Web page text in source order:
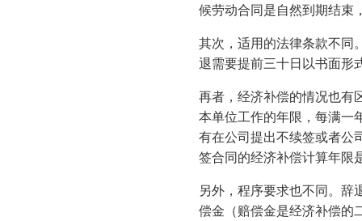
候劳动合同是自然到期结束
其次，适用的法律条款不同
退需要提前三十日以书面形
再者，经济补偿的情况也有
本单位工作的年限，每满一
有在公司提出不续签或者公
签合同的经济补偿计算年限
另外，程序要求也不同。辞
偿金（赔偿金是经济补偿的